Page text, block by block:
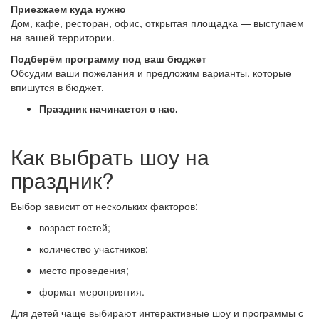
Приезжаем куда нужно
Дом, кафе, ресторан, офис, открытая площадка — выступаем
на вашей территории.
Подберём программу под ваш бюджет
Обсудим ваши пожелания и предложим варианты, которые
впишутся в бюджет.
Праздник начинается с нас.
Как выбрать шоу на
праздник?
Выбор зависит от нескольких факторов:
возраст гостей;
количество участников;
место проведения;
формат мероприятия.
Для детей чаще выбирают интерактивные шоу и программы с